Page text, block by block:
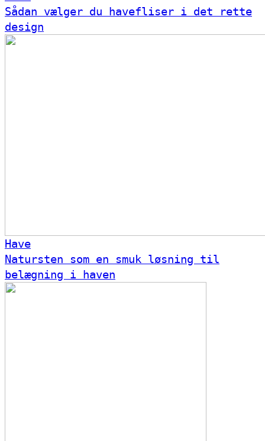
Sådan vælger du havefliser i det rette
design
Have
Natursten som en smuk løsning til
belægning i haven